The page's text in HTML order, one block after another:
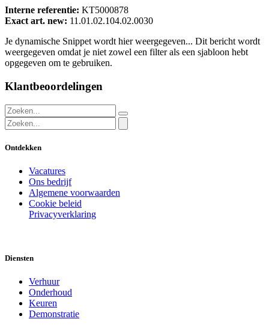
Interne referentie: KT5000878
Exact art. new: 11.01.02.104.02.0030
Je dynamische Snippet wordt hier weergegeven... Dit bericht wordt
weergegeven omdat je niet zowel een filter als een sjabloon hebt
opgegeven om te gebruiken.
Klantbeoordelingen
Ontdekken
Vacatures
Ons bedrijf
Algemene voorwaarden
Cookie beleid
Privacyverklaring
Diensten
Verhuur
Onderhoud
Keuren
Demonstratie